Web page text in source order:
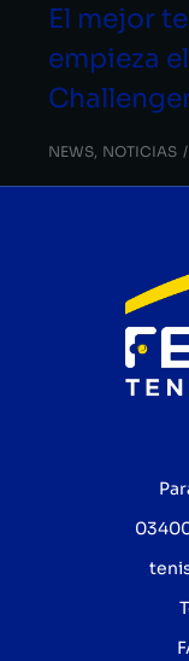
El mejor
empieza
NEWS, NOTICIAS